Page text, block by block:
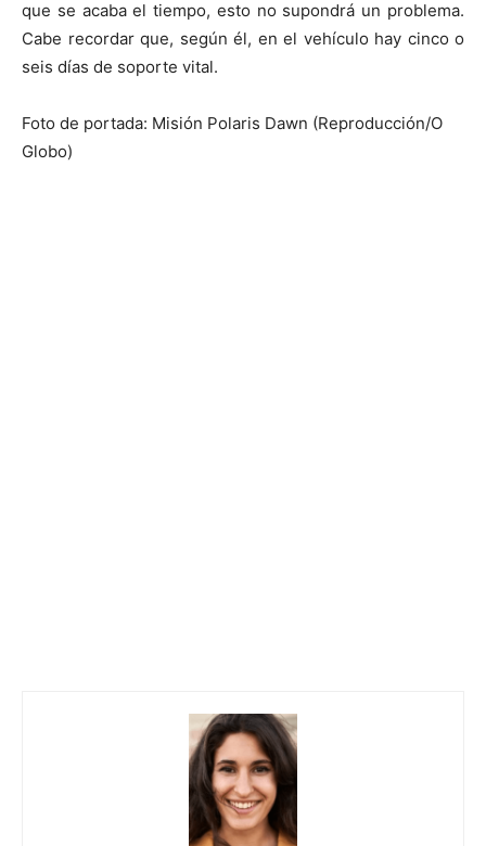
que se acaba el tiempo, esto no supondrá un problema.
Cabe recordar que, según él, en el vehículo hay cinco o
seis días de soporte vital.
Foto de portada: Misión Polaris Dawn (Reproducción/O
Globo)